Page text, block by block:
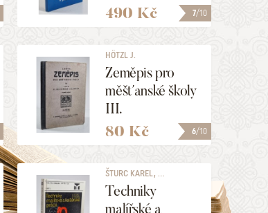
7/10
490 Kč
6/10
HÖTZL J.
Zeměpis pro
měšťanské školy
III.
80 Kč
ŠTURC KAREL, ...
Techniky
malířské a